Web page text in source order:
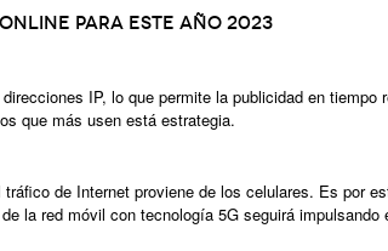
para este año 2023
IP, lo que permite la publicidad en
que más usen está estrategia.
de Internet proviene de los celulares. Es por
la red móvil con tecnología 5G seguirá impulsando